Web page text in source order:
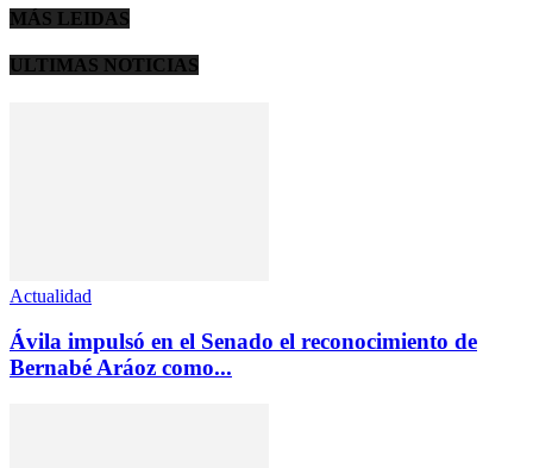
MÁS LEIDAS
ULTIMAS NOTICIAS
Actualidad
Ávila impulsó en el Senado el reconocimiento de
Bernabé Aráoz como...